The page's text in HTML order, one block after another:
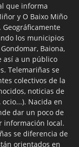
que informa
y O Baixo Miño
Geográficamente
los municipios
Baiona,
así a un público
Telemariñas se
colectivos de la
noticias de
Nacida en
dar un poco de
información local.
se diferencia de
orientados en